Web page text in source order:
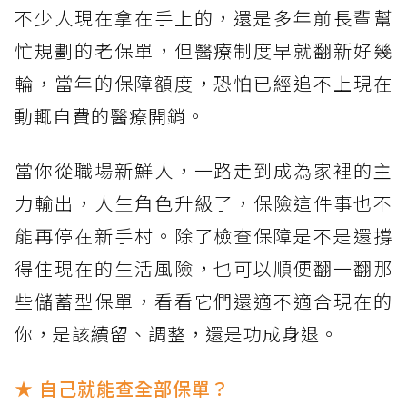
不少人現在拿在手上的，還是多年前長輩幫
忙規劃的老保單，但醫療制度早就翻新好幾
輪，當年的保障額度，恐怕已經追不上現在
動輒自費的醫療開銷。
當你從職場新鮮人，一路走到成為家裡的主
力輸出，人生角色升級了，保險這件事也不
能再停在新手村。除了檢查保障是不是還撐
得住現在的生活風險，也可以順便翻一翻那
些儲蓄型保單，看看它們還適不適合現在的
你，是該續留、調整，還是功成身退。
★ 自己就能查全部保單？